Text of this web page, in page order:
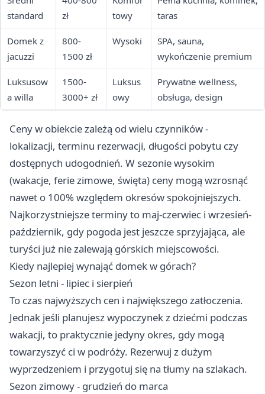
standard
zł
towy
taras
Domek z
jacuzzi
800-
1500 zł
Wysoki
SPA, sauna,
wykończenie premium
Luksusow
a willa
1500-
3000+ zł
Luksus
owy
Prywatne wellness,
obsługa, design
Ceny w obiekcie zależą od wielu czynników -
lokalizacji, terminu rezerwacji, długości pobytu czy
dostępnych udogodnień. W sezonie wysokim
(wakacje, ferie zimowe, święta) ceny mogą wzrosnąć
nawet o 100% względem okresów spokojniejszych.
Najkorzystniejsze terminy to maj-czerwiec i wrzesień-
październik, gdy pogoda jest jeszcze sprzyjająca, ale
turyści już nie zalewają górskich miejscowości.
Kiedy najlepiej wynająć domek w górach?
Sezon letni - lipiec i sierpień
To czas najwyższych cen i największego zatłoczenia.
Jednak jeśli planujesz wypoczynek z dziećmi podczas
wakacji, to praktycznie jedyny okres, gdy mogą
towarzyszyć ci w podróży. Rezerwuj z dużym
wyprzedzeniem i przygotuj się na tłumy na szlakach.
Sezon zimowy - grudzień do marca